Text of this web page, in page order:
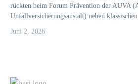
rückten beim Forum Prävention der AUVA
Unfallversicherungsanstalt) neben
Juni 2, 2026